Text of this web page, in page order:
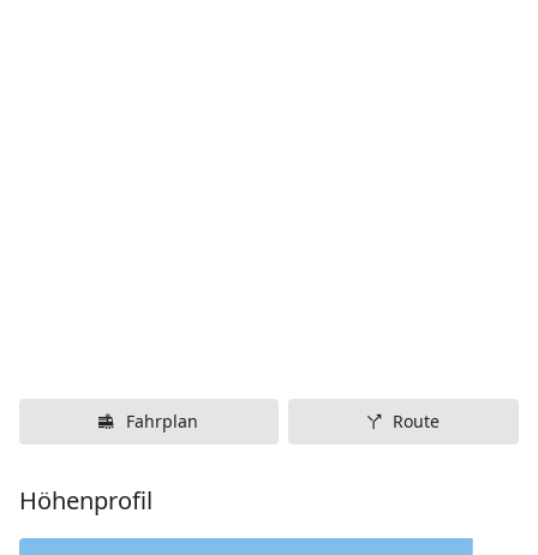
Fahrplan Route
Höhenprofil